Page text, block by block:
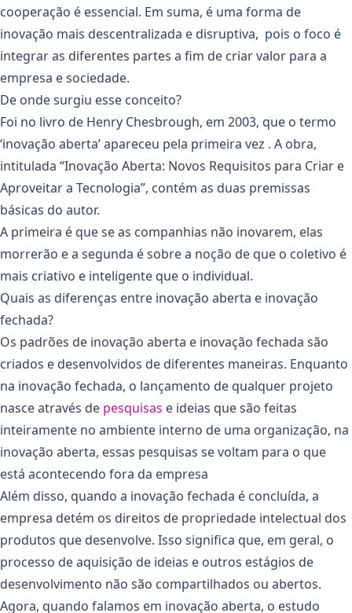
cooperação é essencial. Em suma, é uma forma de
inovação mais descentralizada e disruptiva, pois o foco é
integrar as diferentes partes a fim de criar valor para a
empresa e sociedade.
De onde surgiu esse conceito?
Foi no livro de Henry Chesbrough, em 2003, que o termo
‘inovação aberta’ apareceu pela primeira vez . A obra,
intitulada “Inovação Aberta: Novos Requisitos para Criar e
Aproveitar a Tecnologia”, contém as duas premissas
básicas do autor.
A primeira é que se as companhias não inovarem, elas
morrerão e a segunda é sobre a noção de que o coletivo é
mais criativo e inteligente que o individual.
Quais as diferenças entre inovação aberta e inovação
fechada?
Os padrões de inovação aberta e inovação fechada são
criados e desenvolvidos de diferentes maneiras. Enquanto
na inovação fechada, o lançamento de qualquer projeto
nasce através de pesquisas e ideias que são feitas
inteiramente no ambiente interno de uma organização, na
inovação aberta, essas pesquisas se voltam para o que
está acontecendo fora da empresa
Além disso, quando a inovação fechada é concluída, a
empresa detém os direitos de propriedade intelectual dos
produtos que desenvolve. Isso significa que, em geral, o
processo de aquisição de ideias e outros estágios de
desenvolvimento não são compartilhados ou abertos.
Agora, quando falamos em inovação aberta, o estudo